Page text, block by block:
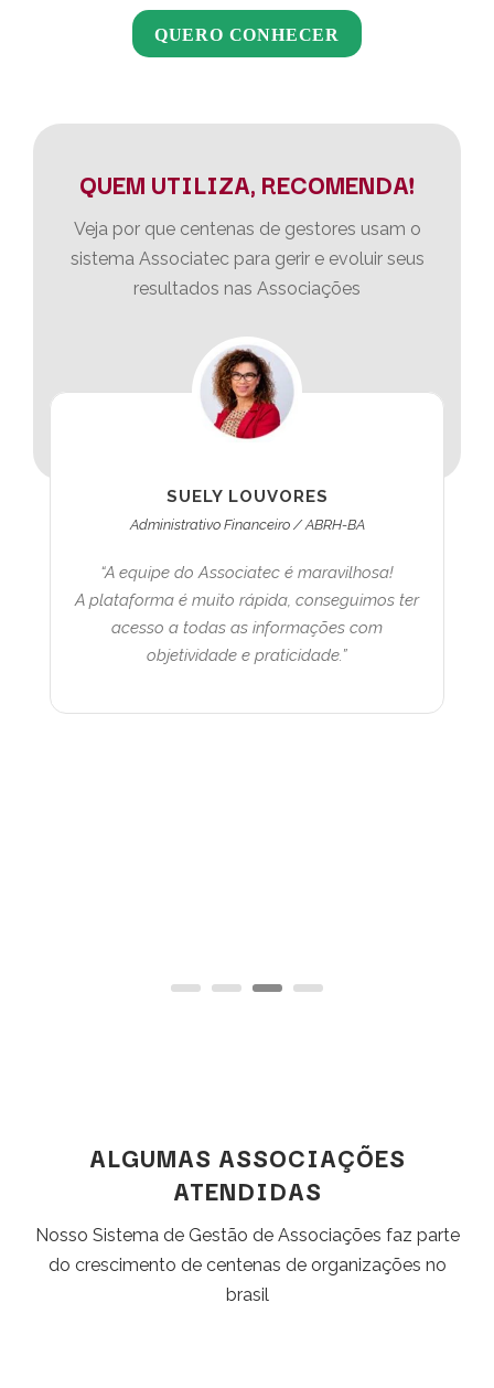
QUERO CONHECER
QUEM UTILIZA, RECOMENDA!
Veja por que centenas de gestores usam o
sistema Associatec para gerir e evoluir seus
resultados nas Associações
SUELY LOUVORES
Administrativo Financeiro / ABRH-BA
“A equipe do Associatec é maravilhosa!
A plataforma é muito rápida, conseguimos ter
acesso a todas as informações com
objetividade e praticidade.”
ALGUMAS ASSOCIAÇÕES
ATENDIDAS
Nosso Sistema de Gestão de Associações faz parte
do crescimento de centenas de organizações no
brasil